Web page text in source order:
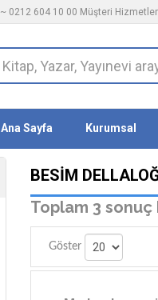
~ 0212 604 10 00 Müşteri
Ana Sayfa Kurumsal
BESIM
Toplam 3 sonuç
Göster